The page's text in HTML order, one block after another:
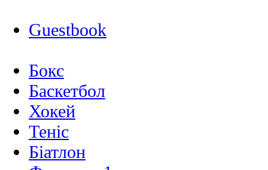
Guestbook
Бокс
Баскетбол
Хокей
Теніс
Біатлон